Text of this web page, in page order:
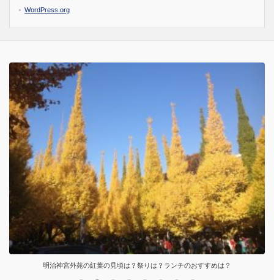
WordPress.org
明治神宮外苑の紅葉の見頃は？祭りは？ランチのおすすめは？